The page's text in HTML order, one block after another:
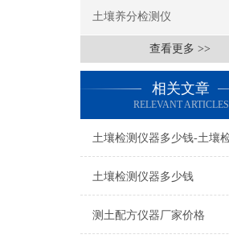
土壤养分检测仪
查看更多 >>
相关文章
RELEVANT ARTICLES
土壤检测仪器多少钱
测土配方仪器厂家价格